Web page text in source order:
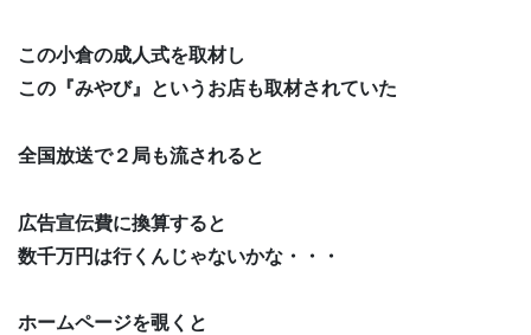
この小倉の成人式を取材し
この『みやび』というお店も取材されていた
全国放送で２局も流されると
広告宣伝費に換算すると
数千万円は行くんじゃないかな・・・
ホームページを覗くと